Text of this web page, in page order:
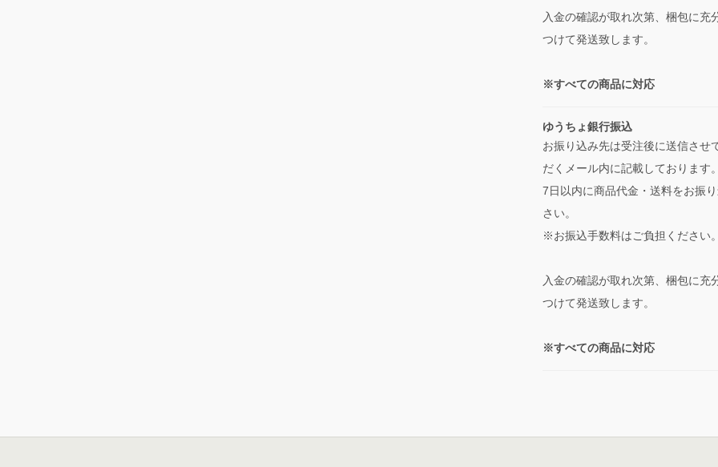
入金の確認が取れ次第、梱包に充
つけて発送致します。
※すべての商品に対応
ゆうちょ銀行振込
お振り込み先は受注後に送信させ
だくメール内に記載しております。
7日以内に商品代金・送料をお振
さい。
※お振込手数料はご負担ください。
入金の確認が取れ次第、梱包に充
つけて発送致します。
※すべての商品に対応